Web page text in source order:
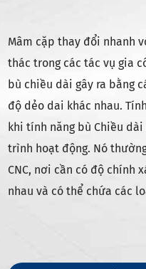
Mâm cặp thay đổi nhanh
thác trong các tác vụ gia
bù chiều dài gây ra bằng
độ dẻo dai khác nhau.
khi tính năng bù Chiều
trình hoạt động. Nó
CNC, nơi cần có độ chính
nhau và có thể chứa các